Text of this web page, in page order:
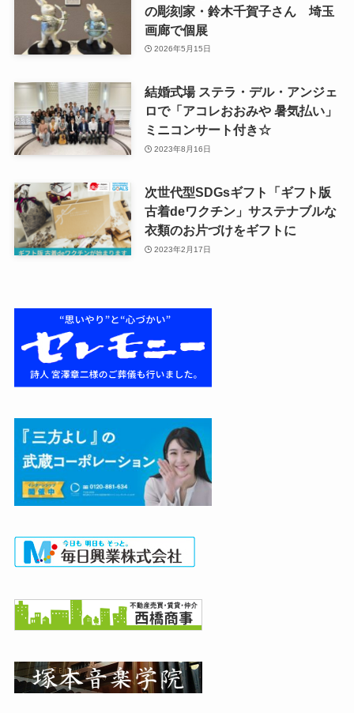
の彫刻家・鈴木千賀子さん 埼玉
画廊で個展
2026年5月15日
結婚式場 ステラ・デル・アンジェ
ロで「アコレおおみや 暑気払い」
ミニコンサート付き☆
2023年8月16日
次世代型SDGsギフト「ギフト版
古着deワクチン」サステナブルな
衣類のお片づけをギフトに
2023年2月17日